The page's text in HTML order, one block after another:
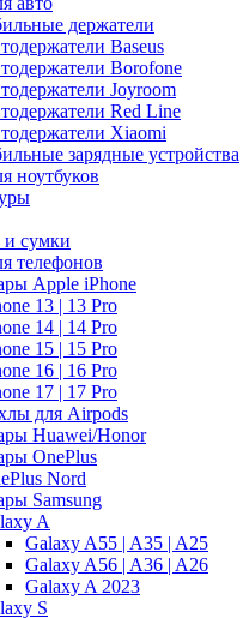
держатели
Baseus
Borofone
Joyroom
Red Line
Xiaomi
зарядные устройства
ноутбуков
сумки
телефонов
Apple iPhone
13 | 13 Pro
14 | 14 Pro
15 | 15 Pro
16 | 16 Pro
17 | 17 Pro
для Airpods
Huawei/Honor
OnePlus
Nord
Samsung
A
Galaxy A55 | A35 | A25
Galaxy A56 | A36 | A26
Galaxy A 2023
S